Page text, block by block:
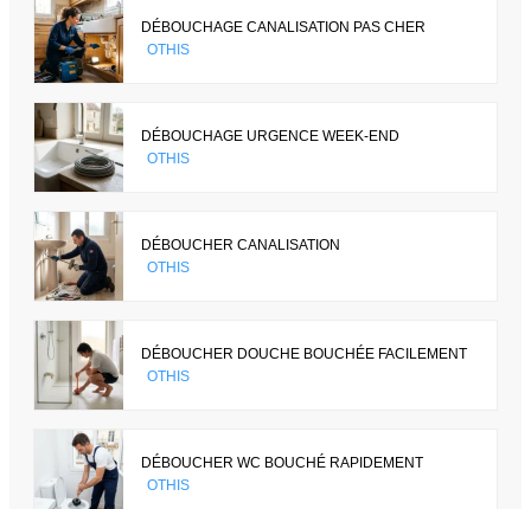
DÉBOUCHAGE CANALISATION PAS CHER
OTHIS
DÉBOUCHAGE URGENCE WEEK-END
OTHIS
DÉBOUCHER CANALISATION
OTHIS
DÉBOUCHER DOUCHE BOUCHÉE FACILEMENT
OTHIS
DÉBOUCHER WC BOUCHÉ RAPIDEMENT
OTHIS